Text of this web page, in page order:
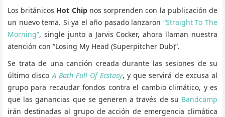
Los británicos Hot Chipnos sorprenden con la publicación de
un nuevo tema. Si ya el año pasado lanzaron “Straight To The
Morning”, single junto a Jarvis Cocker, ahora llaman nuestra
atención con “Losing My Head (Superpitcher Dub)”.
Se trata de una canción creada durante las sesiones de su
último discoA Bath Full Of Ecstasy, y que servirá de excusa al
grupo para recaudar fondos contra el cambio climático, y es
que las ganancias que se generen a través de su Bandcamp
irán destinadas al grupo de acción de emergencia climática